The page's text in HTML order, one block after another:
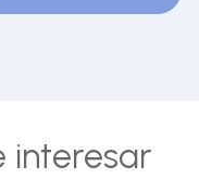
interesar